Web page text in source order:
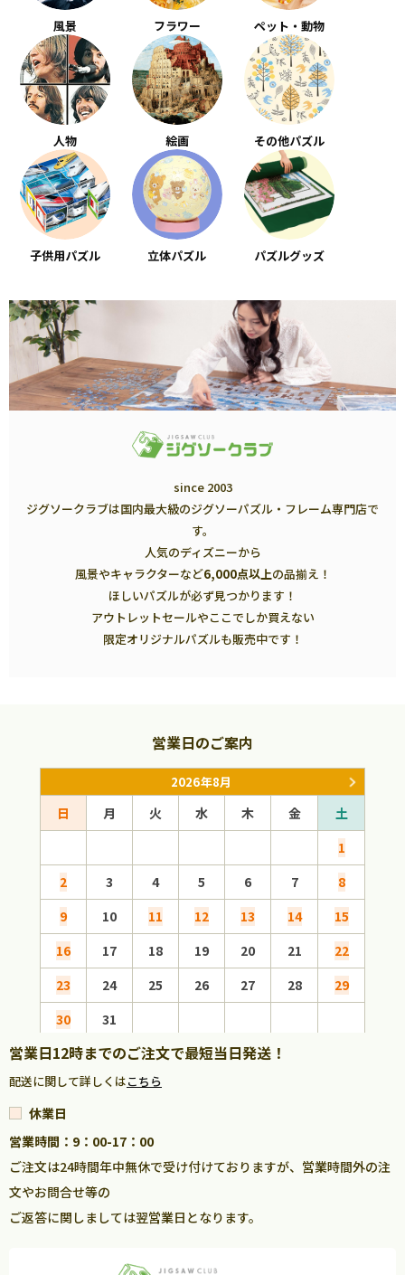
風景 フラワー ペット・動物
人物 絵画 その他パズル
子供用パズル 立体パズル パズルグッズ
since 2003
ジグソークラブは国内最大級のジグソーパズル・フレーム専門店で
す。
人気のディズニーから
風景やキャラクターなど6,000点以上の品揃え！
ほしいパズルが必ず見つかります！
アウトレットセールやここでしか買えない
限定オリジナルパズルも販売中です！
営業日のご案内
2026年8月
日 月 火 水 木 金
土
1
2
3 4 5 6 7
8
9
10 11 12 13 14
15
16
17 18 19 20 21
22
23
24 25 26 27 28
29
30
31
営業日12時までのご注文で最短当日発送！
配送に関して詳しくはこちら
休業日
営業時間：9：00-17：00
ご注文は24時間年中無休で受け付けておりますが、営業時間外の注
文やお問合せ等の
ご返答に関しましては翌営業日となります。